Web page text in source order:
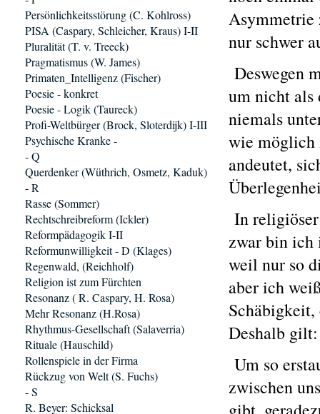
Asymmetrie
nur schwer
Deswegen
um nicht als
niemals
wie möglich
andeutet,
In
zwar bin ich
weil nur so
aber ich
Schäbigkeit,
Deshalb
Um so
zwischen
Persönlichkeitsstörung (C. Kohlross)
PISA (Caspary, Schleicher, Kraus) I-II
Pluralität (T. v. Treeck)
Pragmatismus (W. James)
Primaten_Intelligenz (Fischer)
Poesie - konkret
Poesie - Logik (Taureck)
Profi-Weltbürger (Brock, Sloterdijk) I-III
Psychische Kranke -
- Q
Querdenker (Wüthrich, Osmetz, Kaduk)
- R
Rasse (Sommer)
Rechtschreibreform (Ickler)
Reformpädagogik I-II
Reformunwilligkeit - D (Klages)
Regenwald, (Reichholf)
Religion ist zum Fürchten
Resonanz ( R. Caspary, H. Rosa)
Mehr Resonanz (H.Rosa)
Rhythmus-Gesellschaft (Salaverria)
Rituale (Hauschild)
Rollenspiele in der Firma
Rückzug von Welt (S. Fuchs)
- S
R. Beyer: Schicksal